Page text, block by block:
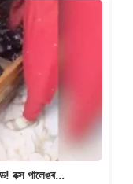
বক্স পালেঙৰ…